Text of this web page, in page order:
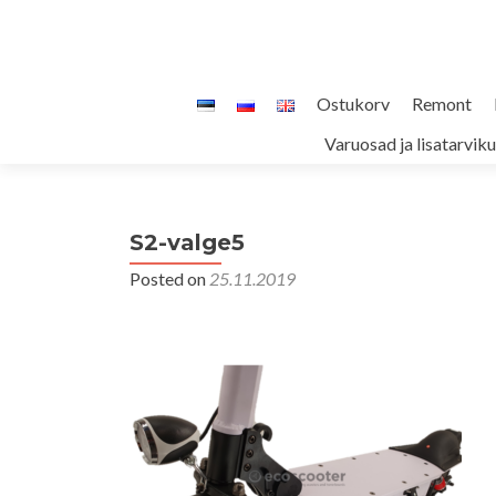
Ostukorv Remont
Varuosad ja
S2-valge5
Posted on 25.11.2019